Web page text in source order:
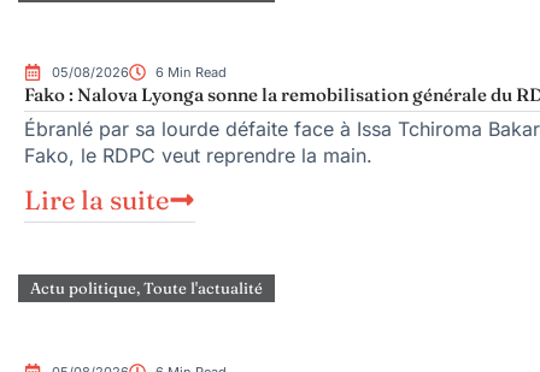
05/08/2026 6 Min Read
Fako : Nalova Lyonga sonne la remobilisation générale du
Ébranlé par sa lourde défaite face à Issa Tchiroma
Fako, le RDPC veut reprendre la main.
Lire la suite
Actu politique,Toute l'actualité